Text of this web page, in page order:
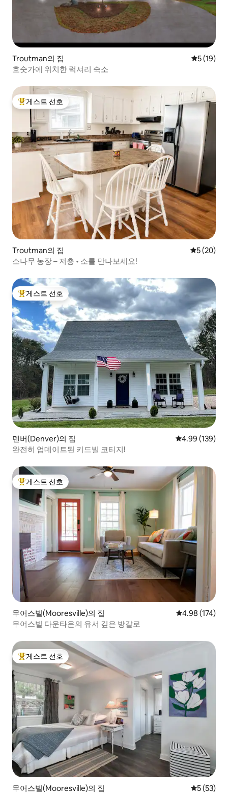
Troutman의 집 평점 5점
5 (19)
호숫가에 위치한 럭셔리 숙소
상위 게스트 선호
게스트 선호
Troutman의 집 평점 5점(5
5 (20)
소나무 농장 – 저층 • 소를 만나보세요!
상위 게스트 선호
게스트 선호
덴버(Denver)의 집 평점 4.99점(5
4.99 (139)
완전히 업데이트된 키드빌 코티지!
상위 게스트 선호
게스트 선호
무어스빌(Mooresville)의 집 평점 4.98점(5
4.98 (174)
무어스빌 다운타운의 유서 깊은 방갈로
상위 게스트 선호
게스트 선호
무어스빌(Mooresville)의 집 평점 5점
5 (53)